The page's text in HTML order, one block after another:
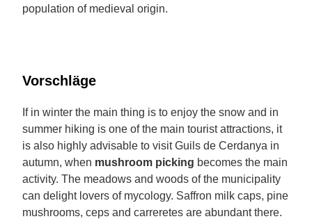
population of medieval origin.
Vorschläge
If in winter the main thing is to enjoy the snow and in
summer hiking is one of the main tourist attractions, it
is also highly advisable to visit Guils de Cerdanya in
autumn, when mushroom picking becomes the main
activity. The meadows and woods of the municipality
can delight lovers of mycology. Saffron milk caps, pine
mushrooms, ceps and carreretes are abundant there.